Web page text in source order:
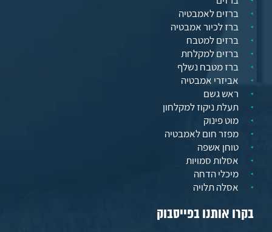
ברזים לאמבטיה
ברז לכיור אמבטיה
ברזים למטבח
ברזים למקלחת
ברז מטבח נשלף
אביזרי אמבטיה
ראש גשם
תעלת ניקוז למקלחון
מוט פינוק
מפזר חום לאמבטיה
טוחן אשפה
אסלות סמויות
מיכלי הדחה
אסלה תלויה
בקרו אותנו בפייסבוק